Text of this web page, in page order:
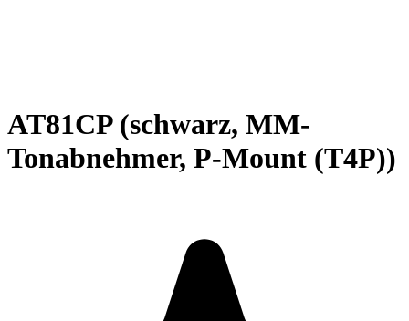
AT81CP (schwarz, MM-
Tonabnehmer, P-Mount (T4P))